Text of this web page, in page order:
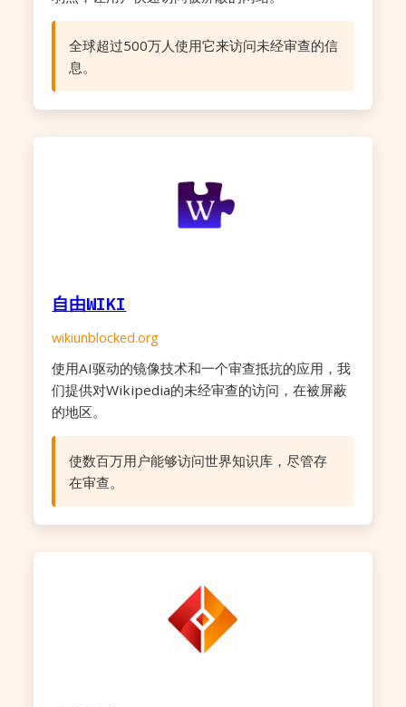
全球超过500万人使用它来访问未经审查的信
息。
自由WIKI
wikiunblocked.org
使用AI驱动的镜像技术和一个审查抵抗的应用，我
们提供对Wikipedia的未经审查的访问，在被屏蔽
的地区。
使数百万用户能够访问世界知识库，尽管存
在审查。